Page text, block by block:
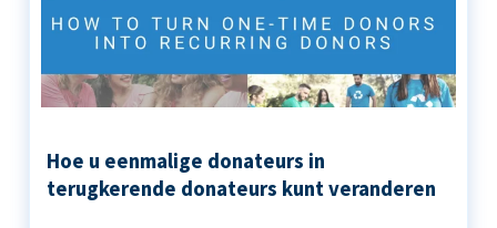
Hoe u eenmalige donateurs in
terugkerende donateurs kunt veranderen